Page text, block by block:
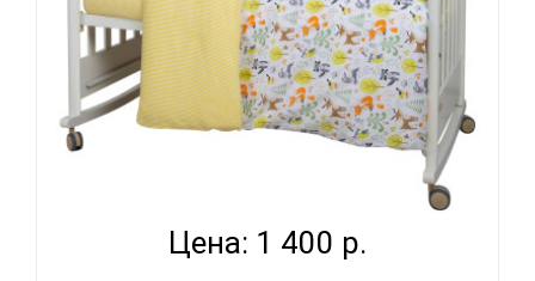
ВОМБАТИК CLASSIC COLLECTION ЛЕСНЫЕ ЗВЕРИ -
Цена: 1 400 р.